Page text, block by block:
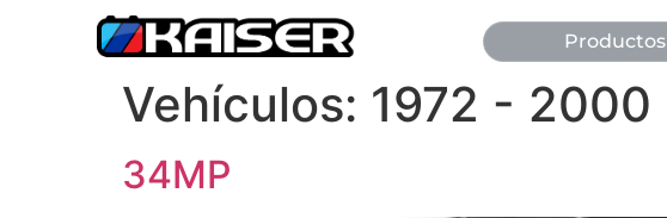
Productos
Vehículos: 1972 - 2000
34MP